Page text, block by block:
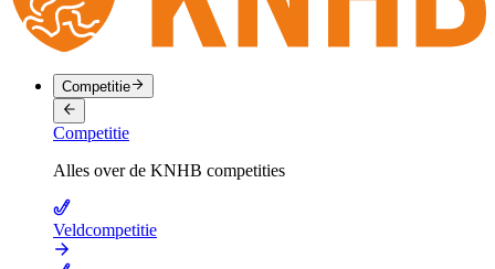
Competitie
Competitie
Alles over de KNHB competities
Veldcompetitie